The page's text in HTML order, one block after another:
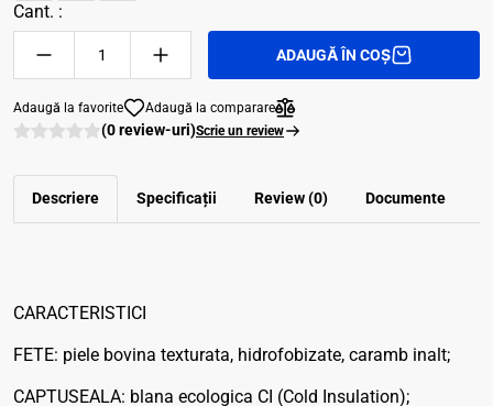
Cant. :
ADAUGĂ ÎN COȘ
Adaugă la favorite Adaugă la comparare
(0 review-uri)Scrie un review
Descriere Specificații Review (0) Documente
CARACTERISTICI
FETE: piele bovina texturata, hidrofobizate, caramb inalt;
CAPTUSEALA: blana ecologica CI (Cold Insulation);